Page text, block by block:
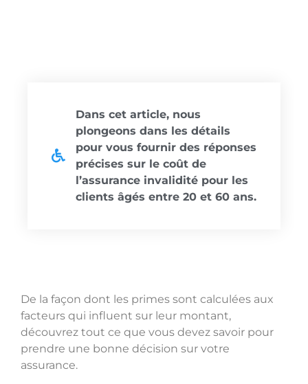
Dans cet article, nous
plongeons dans les détails
pour vous fournir des réponses
précises sur le coût de
l’assurance invalidité pour les
clients âgés entre 20 et 60 ans.
De la façon dont les primes sont calculées aux
facteurs qui influent sur leur montant,
découvrez tout ce que vous devez savoir pour
prendre une bonne décision sur votre
assurance.